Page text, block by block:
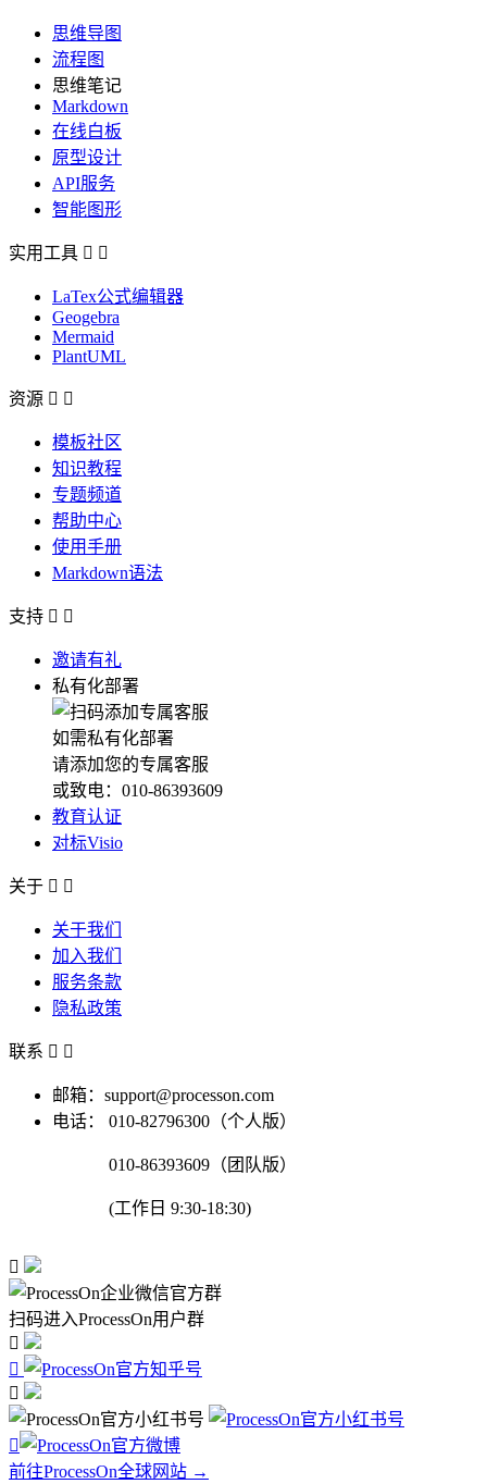
思维导图
流程图
思维笔记
Markdown
在线白板
原型设计
API服务
智能图形
实用工具  
LaTex公式编辑器
Geogebra
Mermaid
PlantUML
资源  
模板社区
知识教程
专题频道
帮助中心
使用手册
Markdown语法
支持  
邀请有礼
私有化部署
如需私有化部署
请添加您的专属客服
或致电：010-86393609
教育认证
对标Visio
关于  
关于我们
加入我们
服务条款
隐私政策
联系  
邮箱：support@processon.com
电话：
010-82796300（个人版）
010-86393609（团队版）
(工作日 9:30-18:30)

扫码进入ProcessOn用户群




前往ProcessOn全球网站 →